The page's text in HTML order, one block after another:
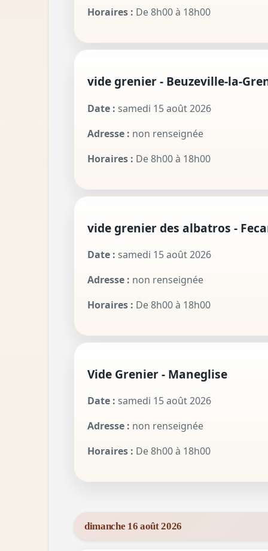
Horaires : De 8h00 à 18h00
vide grenier - Beuzeville-la-
Date : samedi 15 août 2026
Adresse : non renseignée
Horaires : De 8h00 à 18h00
vide grenier des albatros -
Date : samedi 15 août 2026
Adresse : non renseignée
Horaires : De 8h00 à 18h00
Vide Grenier - Maneglise
Date : samedi 15 août 2026
Adresse : non renseignée
Horaires : De 8h00 à 18h00
dimanche 16 août 2026